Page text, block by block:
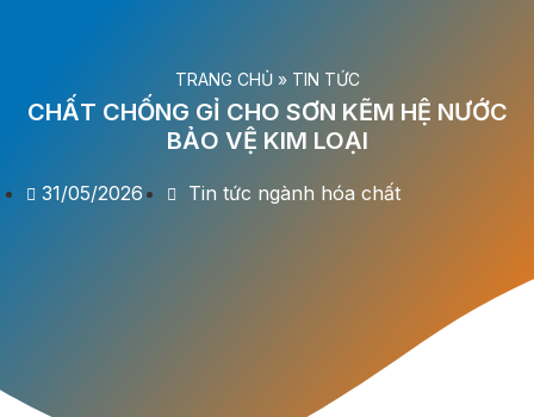
TRANG CHỦ» TIN TỨC
CHẤT CHỐNG GỈ CHO SƠN KẼM HỆ NƯỚC
BẢO VỆ KIM LOẠI
31/05/2026 Tin tức ngành hóa chất